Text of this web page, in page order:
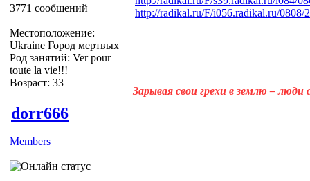
3771 сообщений
Местоположение:
Ukraine Город мертвых
Род занятий: Ver pour
toute la vie!!!
Возраст: 33
http://radikal.ru/F/i056.radikal.ru/0808/
Зарывая свои грехи в землю –
dorr666
Members